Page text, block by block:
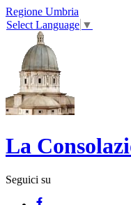
Regione Umbria
Select Language ▼
La
Seguici su